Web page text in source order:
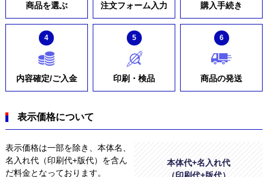
商品を選ぶ 注文フォーム入力 購入手続き
4
内容確定/ご入金
5
印刷・検品
6
商品の発送
表示価格について
表示価格は一部を除き、本体名、
名入れ代（印刷代+版代）を含ん
だ料金となっております。
本体代+名入れ代